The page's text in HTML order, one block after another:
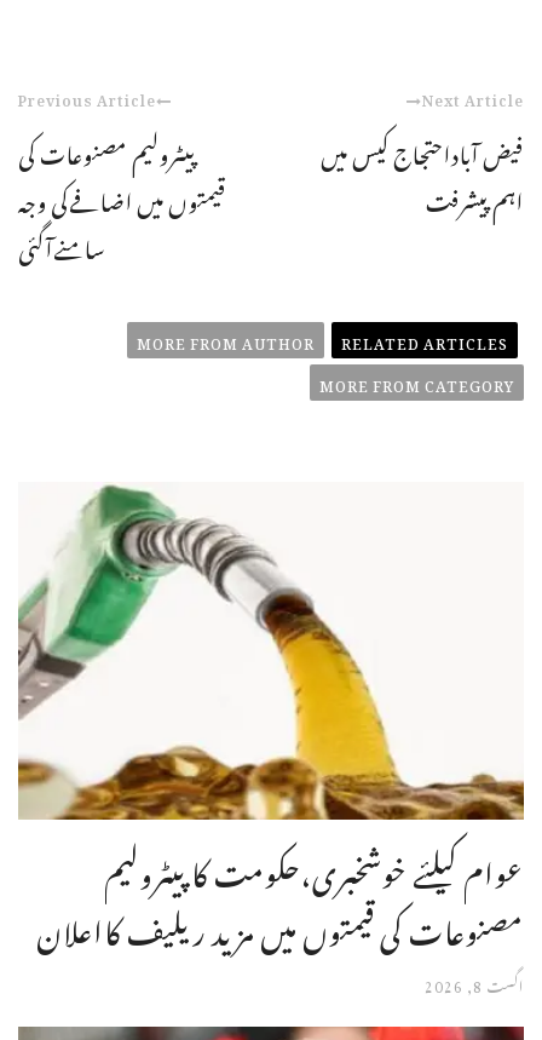
Previous Article
پیٹرولیم مصنوعات کی
قیمتوں میں اضافےکی وجہ
سامنےآگئی
Next Article
فیض آباداحتجاج کیس میں
اہم پیشرفت
RELATED ARTICLES
MORE FROM AUTHOR
MORE FROM CATEGORY
عوام کیلئے خوشخبری،حکومت کا پیٹرولیم
مصنوعات کی قیمتوں میں مزید ریلیف کااعلان
اگست 8, 2026